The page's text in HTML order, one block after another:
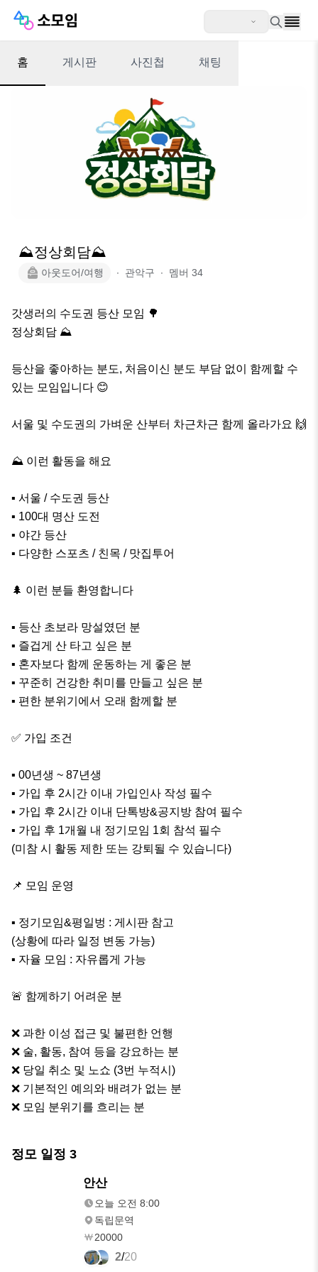
홈 게시판 사진첩 채팅
⛰️정상회담⛰️
아웃도어/여행 ∙ 관악구 ∙ 멤버 34
갓생러의 수도권 등산 모임 🌳
정상회담 ⛰️
등산을 좋아하는 분도, 처음이신 분도 부담 없이 함께할 수
있는 모임입니다 😊
서울 및 수도권의 가벼운 산부터 차근차근 함께 올라가요 🙌
⛰️ 이런 활동을 해요
▪️ 서울 / 수도권 등산
▪️ 100대 명산 도전
▪️ 야간 등산
▪️ 다양한 스포츠 / 친목 / 맛집투어
🌲 이런 분들 환영합니다
▪️ 등산 초보라 망설였던 분
▪️ 즐겁게 산 타고 싶은 분
▪️ 혼자보다 함께 운동하는 게 좋은 분
▪️ 꾸준히 건강한 취미를 만들고 싶은 분
▪️ 편한 분위기에서 오래 함께할 분
✅ 가입 조건
▪️ 00년생 ~ 87년생
▪️ 가입 후 2시간 이내 가입인사 작성 필수
▪️ 가입 후 2시간 이내 단톡방&공지방 참여 필수
▪️ 가입 후 1개월 내 정기모임 1회 참석 필수
(미참 시 활동 제한 또는 강퇴될 수 있습니다)
📌 모임 운영
▪️ 정기모임&평일벙 : 게시판 참고
(상황에 따라 일정 변동 가능)
▪️ 자율 모임 : 자유롭게 가능
🚨 함께하기 어려운 분
❌ 과한 이성 접근 및 불편한 언행
❌ 술, 활동, 참여 등을 강요하는 분
❌ 당일 취소 및 노쇼 (3번 누적시)
❌ 기본적인 예의와 배려가 없는 분
❌ 모임 분위기를 흐리는 분
정모 일정 3
안산
오늘 오전 8:00
독립문역
20000
2/20